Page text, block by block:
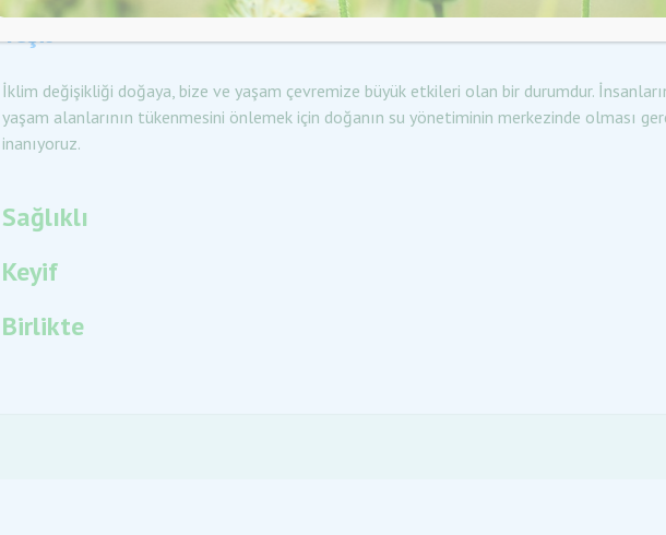
Yeşil
İklim değişikliği doğaya, bize ve yaşam çevremize büyük etkileri olan bir durumdur.
yaşam alanlarının tükenmesini önlemek için doğanın su yönetiminin merkezinde olması
inanıyoruz.
Sağlıklı
Keyif
Birlikte